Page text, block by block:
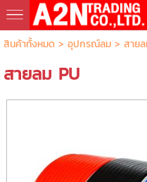
สินค้าทั้งหมด > อุปกรณ์ลม> สาย
สายลม PU